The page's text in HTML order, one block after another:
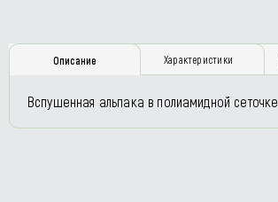
Описание Характеристики
Вспушенная альпака в полиамидной сеточке